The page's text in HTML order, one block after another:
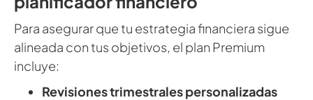
Para asegurar que tu estrategia financiera sigue
alineada con tus objetivos, el plan Premium
incluye:
Revisiones trimestrales personalizadas